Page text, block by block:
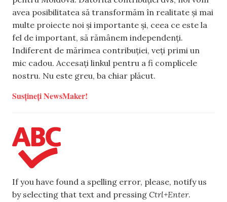
avea posibilitatea să transformăm în realitate și mai
multe proiecte noi și importante și, ceea ce este la
fel de important, să rămânem independenți.
Indiferent de mărimea contribuției, veți primi un
mic cadou. Accesați linkul pentru a fi complicele
nostru. Nu este greu, ba chiar plăcut.
Susțineți NewsMaker!
If you have found a spelling error, please, notify us
by selecting that text and pressing Ctrl+Enter.